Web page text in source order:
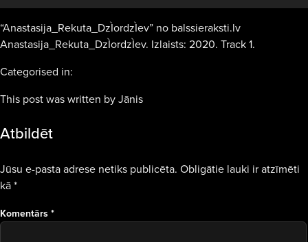
“Anastasija_Rekuta_DzÌordzÌev” no balssieraksti.lv
Anastasija_Rekuta_DzÌordzÌev. Izlaists: 2020. Track 1.
Categorised in:
This post was written by Jānis
Atbildēt
Jūsu e-pasta adrese netiks publicēta. Obligātie lauki ir atzīmēti
kā*
Komentārs *